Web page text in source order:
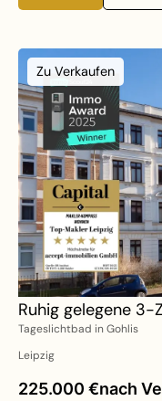
Zu Verkaufen
Ruhig gelegene
Tageslichtbad in Gohlis
Leipzig
225.000 €nach